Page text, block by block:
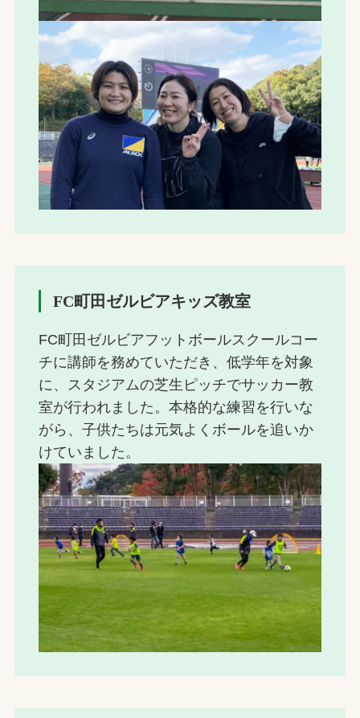
FC町田ゼルビアキッズ教室
FC町田ゼルビアフットボールスクールコー
チに講師を務めていただき、低学年を対象
に、スタジアムの芝生ピッチでサッカー教
室が行われました。本格的な練習を行いな
がら、子供たちは元気よくボールを追いか
けていました。